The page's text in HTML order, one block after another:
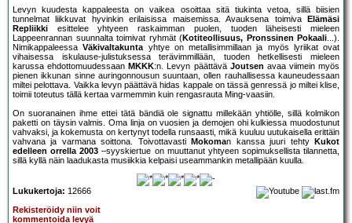
Levyn kuudesta kappaleesta on vaikea osoittaa sitä tiukinta vetoa, sillä biisien
tunnelmat liikkuvat hyvinkin erilaisissa maisemissa. Avauksena toimiva
Elämäsi
Repliikki esittelee yhtyeen raskaimman puolen, tuoden läheisesti mieleen
Lappeenrannan suunnalta toimivat ryhmät (Kotiteollisuus, Pronssinen Pokaali...).
NimikappaleessaVäkivaltakuntayhtye on metallisimmillaan ja myös lyriikat ovat
vihaisessa iskulause-julistuksessa terävimmillään, tuoden hetkellisesti mieleen
karussa ehdottomuudessaan MKKK:n. Levyn päättävä Joutsen avaa viimein myös
pienen ikkunan sinne auringonnousun suuntaan, ollen rauhallisessa kauneudessaan
miltei pelottava. Vaikka levyn päättävä hidas kappale on tässä genressä jo miltei klise,
toimii toteutus tällä kertaa varmemmin kuin rengasrauta Ming-vaasiin.
On suoranainen ihme ettei tätä bändiä ole signattu millekään yhtiölle, sillä kolmikon
paketti on täysin valmis. Oma linja on vuosien ja demojen ohi kulkiessa muodostunut
vahvaksi, ja kokemusta on kertynyt todella runsaasti, mikä kuuluu uutukaisella erittäin
vahvana ja varmana soittona. Toivottavasti
Mokoman kanssa juuri tehty
Kukot
edelleen orrella 2003 –syyskiertue on muuttanut yhtyeen sopimuksellista tilannetta,
sillä kyllä näin laadukasta musiikkia kelpaisi useammankin metallipään kuulla.
Lukukertoja: 12666
Rekisteröidy niin voit
kommentoida levyä